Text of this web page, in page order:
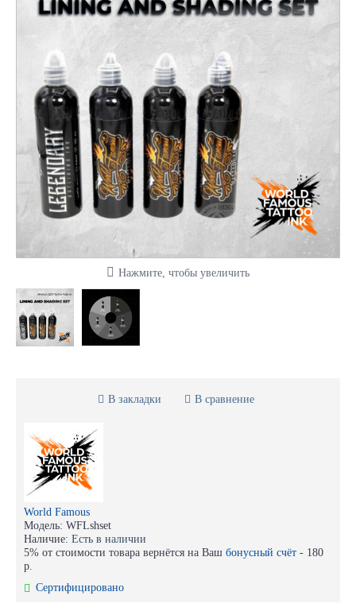
Нажмите, чтобы увеличить
В закладки В сравнение
World Famous
Модель: WFLshset
Наличие: Есть в наличии
5% от стоимости товара вернётся на Ваш бонусный счёт - 180
р.
Сертифицировано